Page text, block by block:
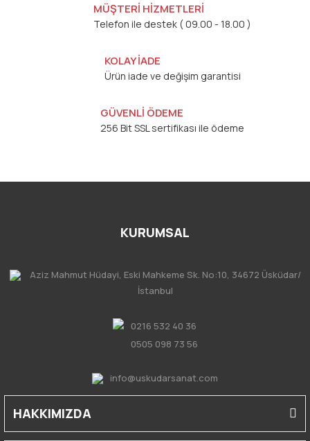
MÜŞTERİ HİZMETLERİ
Telefon ile destek ( 09.00 - 18.00 )
KOLAY İADE
Ürün iade ve değişim garantisi
GÜVENLİ ÖDEME
256 Bit SSL sertifikası ile ödeme
KURUMSAL
Aziz Mahmut Hüdayi, Eski Mahkeme Sk. No:10, 34672 Üsküdar/
İstanbul
0216 532 40 36
0505 098 73 56
info@uskudarsanat.com
HAKKIMIZDA